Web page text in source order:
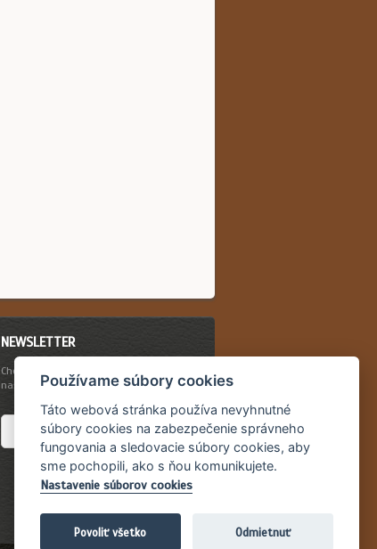
NEWSLETTER
Chcete byť vždy včas informovaný o
našich novinkách a akciovej ponuke?
Používame súbory cookies
Táto webová stránka používa nevyhnutné
súbory cookies na zabezpečenie správneho
fungovania a sledovacie súbory cookies, aby
sme pochopili, ako s ňou komunikujete.
Nastavenie súborov cookies
Povoliť všetko Odmietnuť